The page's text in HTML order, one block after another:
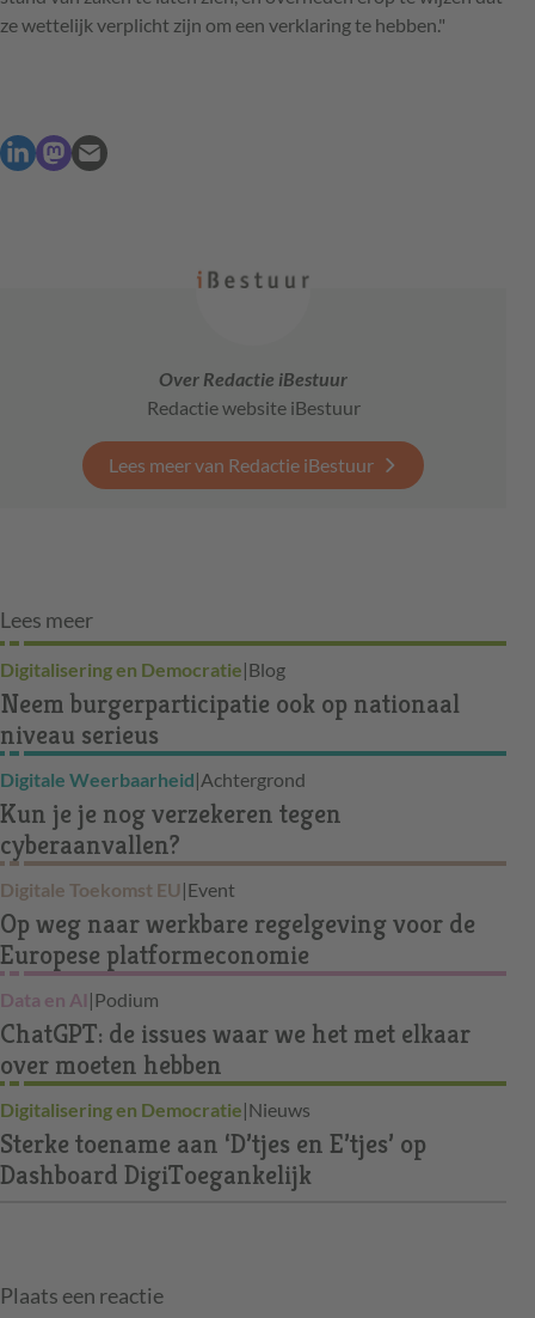
ze wettelijk verplicht zijn om een verklaring te hebben."
Over Redactie iBestuur
Redactie website iBestuur
Lees meer van Redactie iBestuur
Lees meer
Digitalisering en Democratie|Blog
Neem burgerparticipatie ook op nationaal
niveau serieus
Digitale Weerbaarheid|Achtergrond
Kun je je nog verzekeren tegen
cyberaanvallen?
Digitale Toekomst EU |Event
Op weg naar werkbare regelgeving voor de
Europese platformeconomie
Data en AI |Podium
ChatGPT: de issues waar we het met elkaar
over moeten hebben
Digitalisering en Democratie|Nieuws
Sterke toename aan ‘D’tjes en E’tjes’ op
Dashboard DigiToegankelijk
Plaats een reactie